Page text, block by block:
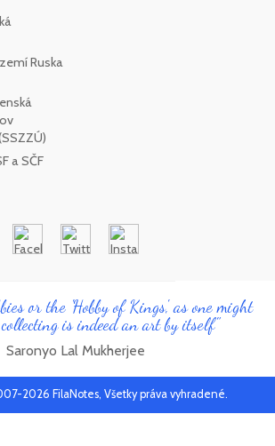
Ruska
a SČF
or the 'Hobby of Kings', as one might
is indeed an art by itself"
Saronyo Lal Mukherjee
2026 FilaNotes, Všetky práva vyhradené.